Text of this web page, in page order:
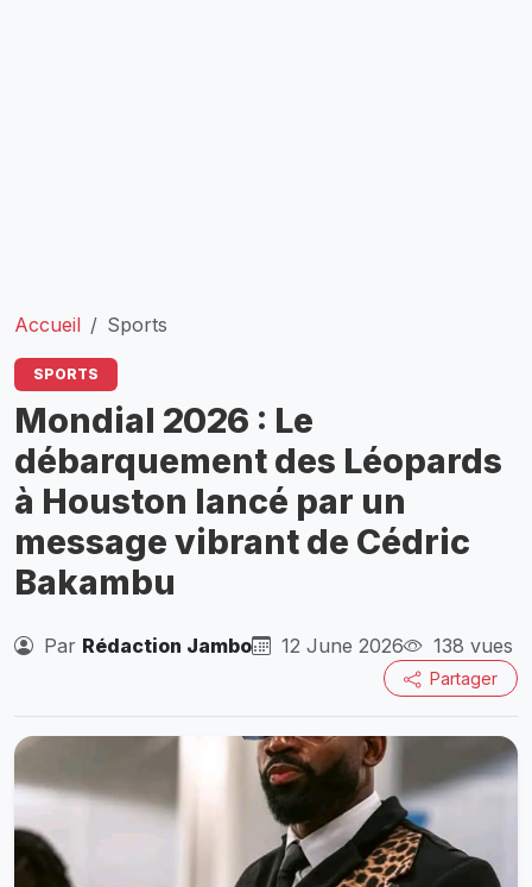
Accueil Sports
SPORTS
Mondial 2026 : Le
débarquement des Léopards
à Houston lancé par un
message vibrant de Cédric
Bakambu
Par Rédaction Jambo 12 June 2026 138 vues
Partager